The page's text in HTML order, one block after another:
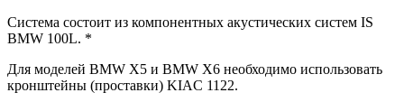
Система состоит из компонентных акустических систем IS
BMW 100L. *
Для моделей BMW X5 и BMW X6 необходимо использовать
кронштейны (проставки) KIAC 1122.